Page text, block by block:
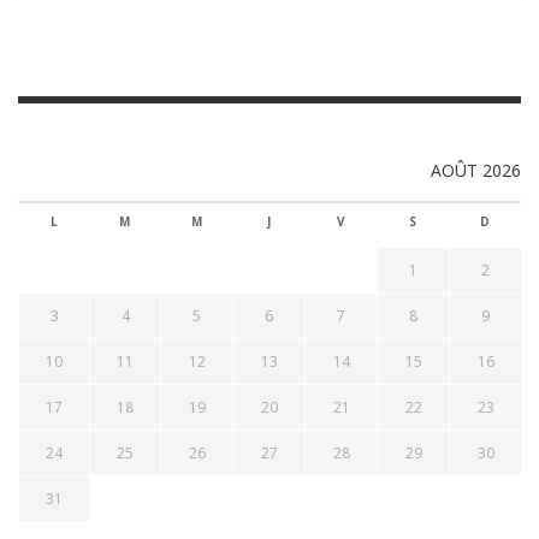
AOÛT 2026
L M M J V S D
1 2
3 4 5 6 7 8 9
10 11 12 13 14 15 16
17 18 19 20 21 22 23
24 25 26 27 28 29 30
31